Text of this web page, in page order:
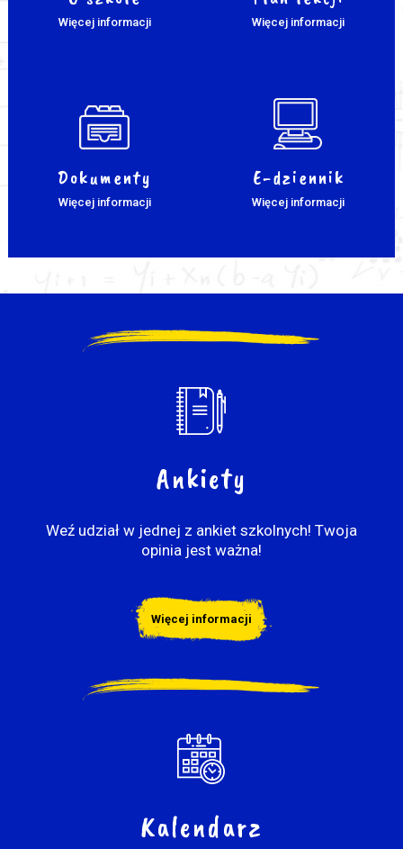
Więcej informacji Więcej informacji
Dokumenty
Więcej informacji
E-dziennik
Więcej informacji
Ankiety
Weź udział w jednej z ankiet szkolnych! Twoja
opinia jest ważna!
Więcej informacji
Kalendarz